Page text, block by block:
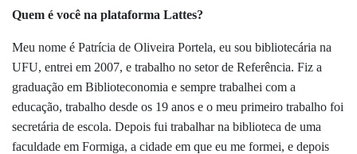
Quem é você na plataforma Lattes?
Meu nome é Patrícia de Oliveira Portela, eu sou bibliotecária na
UFU, entrei em 2007, e trabalho no setor de Referência. Fiz a
graduação em Biblioteconomia e sempre trabalhei com a
educação, trabalho desde os 19 anos e o meu primeiro trabalho foi
secretária de escola. Depois fui trabalhar na biblioteca de uma
faculdade em Formiga, a cidade em que eu me formei, e depois